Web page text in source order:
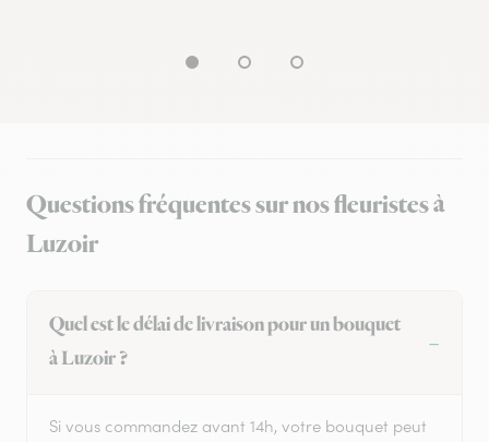
Questions fréquentes sur nos fleuristes à
Luzoir
Quel est le délai de livraison pour un bouquet
à Luzoir ?
Si vous commandez avant 14h, votre bouquet peut